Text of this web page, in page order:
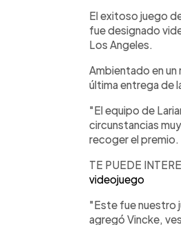
►
El exitoso juego
fue designado
Los Angeles.
Ambientado en
última entrega de
"El equipo de
circunstancias
recoger el premio.
TE PUEDE
videojuego
"Este fue nuestro
agregó Vincke,